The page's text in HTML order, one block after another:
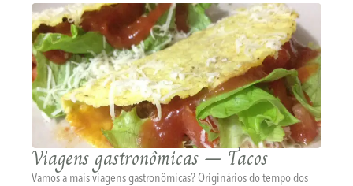
Viagens gastronômicas – Tacos
Vamos a mais viagens gastronômicas? Originários do tempo dos